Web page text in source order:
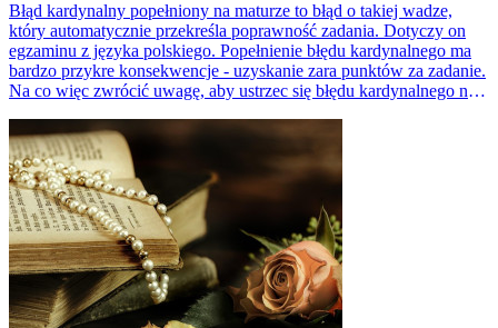
Błąd kardynalny popełniony na maturze to błąd o takiej wadze,
który automatycznie przekreśla poprawność zadania. Dotyczy on
egzaminu z języka polskiego. Popełnienie błędu kardynalnego ma
bardzo przykre konsekwencje - uzyskanie zara punktów za zadanie.
Na co więc zwrócić uwagę, aby ustrzec się błędu kardynalnego na
niezdaniem matury?